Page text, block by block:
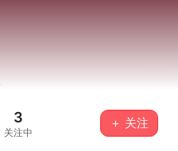
3
关注中
＋ 关注